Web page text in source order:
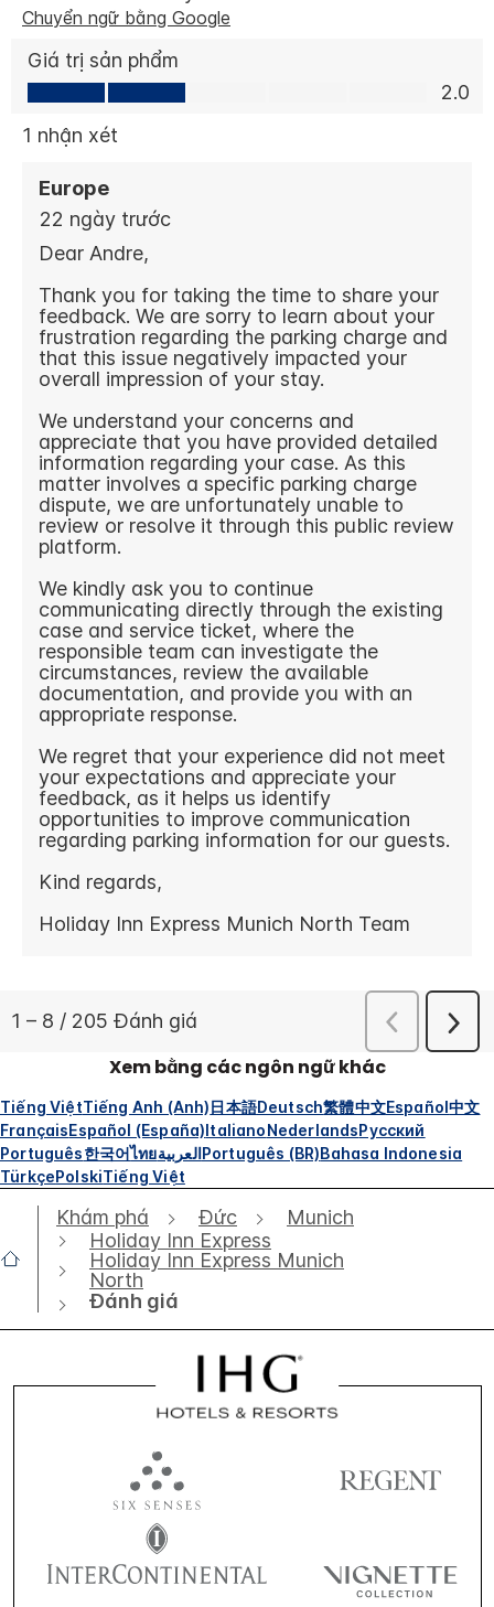
Xem bằng các ngôn ngữ khác
Tiếng ViệtTiếng Anh (Anh)日本語Deutsch繁體中文Español中文
FrançaisEspañol (España)ItalianoNederlandsРусский
Português한국어ไทยالعربيةPortuguês (BR)Bahasa Indonesia
TürkçePolskiTiếng Việt
Khám phá Đức
Munich
Holiday Inn Express
Holiday Inn Express Munich
North
Đánh giá